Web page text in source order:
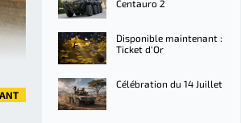
Centauro 2
Disponible maintenant :
Ticket d'Or
Célébration du 14 Juillet